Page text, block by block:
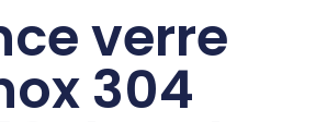
verre
304